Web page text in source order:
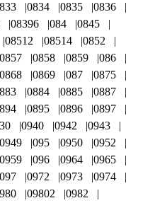
0834 0835
0836
08396 084
0845
08512 08514
0852
0857 0858 0859
086
0868 0869 087
0875
0884 0885
0887
0895 0896
0897
0940 0942
0943
0949 095 0950
0952
0959 096 0964
0965
097 0972 0973
0974
09802
0982